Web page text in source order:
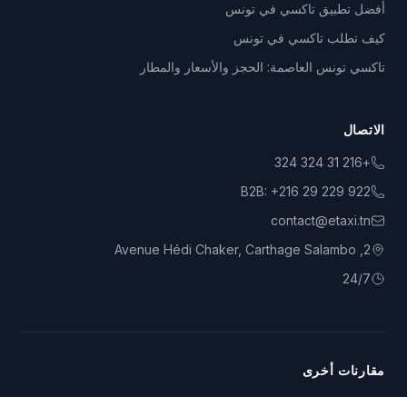
أفضل تطبيق تاكسي في تونس
كيف تطلب تاكسي في تونس
تاكسي تونس العاصمة: الحجز والأسعار والمطار
الاتصال
+216 31 324 324
B2B: +216 29 229 922
contact@etaxi.tn
2, Avenue Hédi Chaker, Carthage Salambo
24/7
مقارنات أخرى